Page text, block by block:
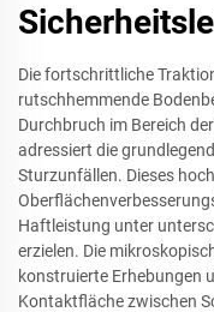
Die fortschrittliche
rutschhemmende
Durchbruch im Bereich
adressiert die
Sturzunfällen. Dieses
Haftleistung unter
erzielen. Die
konstruierte Erhebungen
Kontaktfläche zwischen